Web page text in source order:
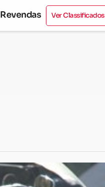
Revendas Ver Classificados